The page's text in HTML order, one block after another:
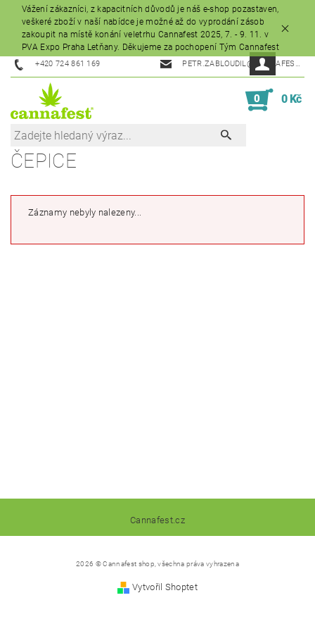
Vážení zákazníci, z kapacitních důvodů je náš e-shop pozastaven,
veškeré zboží v naší nabídce je možné až do vyprodání zásob
zakoupit na místě konání veletrhu Cannafest 2025, 7. - 9. 11. v
PVA Expo Praha Letňany. Děkujeme za pochopení Tým Cannafest
+420 724 861 169 PETR.ZABLOUDIL@CANNAFEST.CZ
0 0 Kč
ČEPICE
Záznamy nebyly nalezeny...
Cannafest.cz
2026 © Cannafest shop, všechna práva vyhrazena
Vytvořil Shoptet